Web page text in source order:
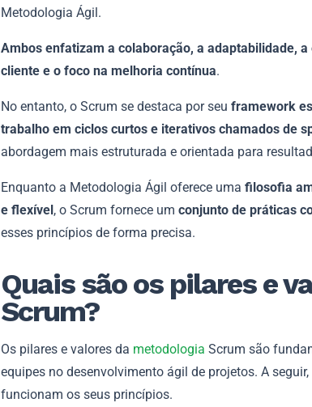
Metodologia Ágil.
Ambos enfatizam a colaboração, a adaptabilidade,
cliente e o foco na melhoria contínua.
No entanto, o Scrum se destaca por seu framework
trabalho em ciclos curtos e iterativos chamados de
abordagem mais estruturada e orientada para
Enquanto a Metodologia Ágil oferece uma filosofia
e flexível , o Scrum fornece um conjunto de práticas
esses princípios de forma precisa.
Quais são os pilares e
Scrum?
Os pilares e valores da metodologia Scrum são
equipes no desenvolvimento ágil de projetos. A
funcionam os seus princípios.